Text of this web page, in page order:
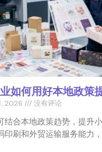
如何用好本地政策
2026 没有评论
结合本地政策趋势，提升
印刷和外贸运输服务能力